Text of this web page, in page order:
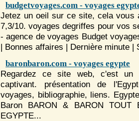
budgetvoyages.com - voyages
Jetez un oeil sur ce site, cela vous
7,3/10.voyages degriffes pour vos
- agence devoyages Budget
| Bonnes affaires | Dernière minute |
baronbaron.com - voyages egypte
Regardez ce site web, c'est un
captivant. présentation de l'
voyages, bibliographie, liens. Egypte
Baron BARON & BARON
EGYPTE...